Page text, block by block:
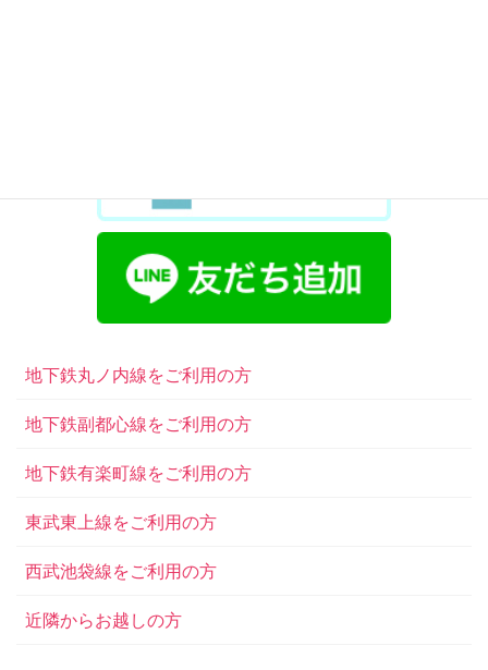
地下鉄丸ノ内線をご利用の方
地下鉄副都心線をご利用の方
地下鉄有楽町線をご利用の方
東武東上線をご利用の方
西武池袋線をご利用の方
近隣からお越しの方